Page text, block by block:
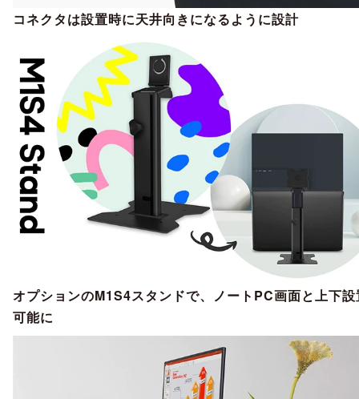
コネクタは設置時に天井向きになるように設計
オプションのM1S4スタンドで、ノートPC画面と上下
可能に